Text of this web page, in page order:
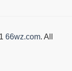
66wz.com. All